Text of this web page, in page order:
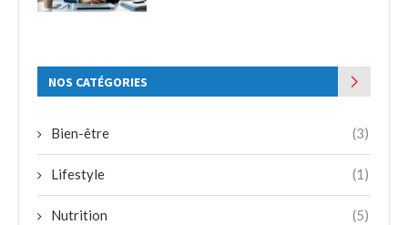
NOS CATÉGORIES
Bien-être (3)
Lifestyle (1)
Nutrition (5)